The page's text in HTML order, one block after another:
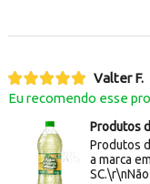
Valter F.
Eu recomendo esse
Produtos
Produtos
a marca